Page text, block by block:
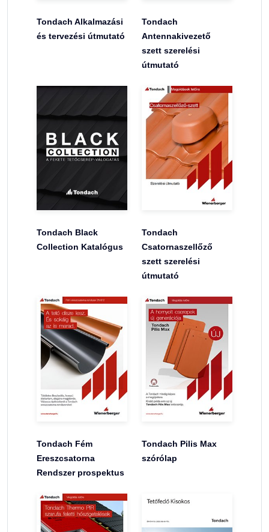
Tondach Alkalmazási
és tervezési útmutató
Tondach
Antennakivezető
szett szerelési
útmutató
Tondach Black
Collection Katalógus
Tondach
Csatornaszellőző
szett szerelési
útmutató
Tondach Fém
Ereszcsatorna
Rendszer prospektus
Tondach Pilis Max
szórólap